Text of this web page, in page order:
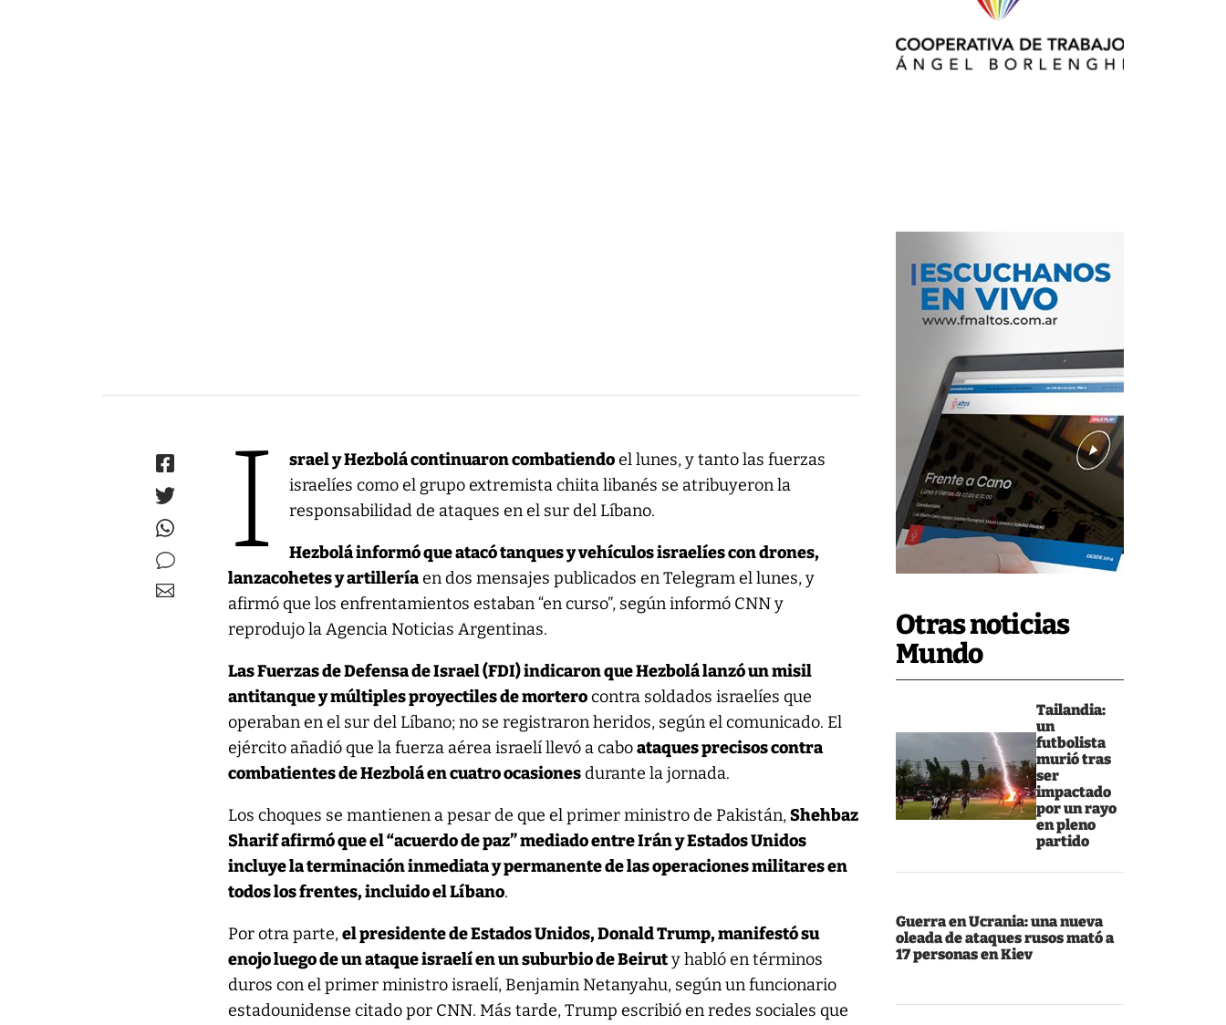
Otras noticias
Mundo
Tailandia:
un
futbolista
murió tras
ser
impactado
por un rayo
en pleno
partido
Guerra en Ucrania: una nueva
oleada de ataques rusos mató a
17 personas en Kiev
I srael y Hezbolá continuaron combatiendoel lunes, y tanto las fuerzas
israelíes como el grupo extremista chiita libanés se atribuyeron la
responsabilidad de ataques en el sur del Líbano.
Hezbolá informó que atacó tanques y vehículos israelíes con drones,
lanzacohetes y artilleríaen dos mensajes publicados en Telegram el lunes, y
afirmó que los enfrentamientos estaban “en curso”, según informó CNN y
reprodujo la Agencia Noticias Argentinas.
Las Fuerzas de Defensa de Israel (FDI) indicaron que Hezbolá lanzó un misil
antitanque y múltiples proyectiles de morterocontra soldados israelíes que
operaban en el sur del Líbano; no se registraron heridos, según el comunicado. El
ejército añadió que la fuerza aérea israelí llevó a caboataques precisos contra
combatientes de Hezbolá en cuatro ocasionesdurante la jornada.
Los choques se mantienen a pesar de que el primer ministro de Pakistán,Shehbaz
Sharif afirmó que el “acuerdo de paz” mediado entre Irán y Estados Unidos
incluye la terminación inmediata y permanente de las operaciones militares en
todos los frentes, incluido el Líbano.
Por otra parte,el presidente de Estados Unidos, Donald Trump, manifestó su
enojo luego de un ataque israelí en un suburbio de Beiruty habló en términos
duros con el primer ministro israelí, Benjamin Netanyahu, según un funcionario
estadounidense citado por CNN. Más tarde, Trump escribió en redes sociales que